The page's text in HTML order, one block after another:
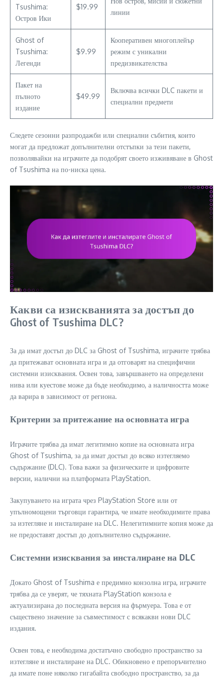
Tsushima:
Остров Ики
$19.99
линии
Ghost of
Tsushima:
Легенди
$9.99
Кооперативен многоплейър
режим с уникални
предизвикателства
Пакет на
пълното
издание
$49.99
Включва всички DLC пакети и
специални предмети
Следете сезонни разпродажби или специални събития, които
могат да предложат допълнителни отстъпки за тези пакети,
позволявайки на играчите да подобрят своето изживяване в Ghost
of Tsushima на по-ниска цена.
Какви са изискванията за достъп до
Ghost of Tsushima DLC?
За да имат достъп до DLC за Ghost of Tsushima, играчите трябва
да притежават основната игра и да отговарят на специфични
системни изисквания. Освен това, завършването на определени
нива или куестове може да бъде необходимо, а наличността може
да варира в зависимост от региона.
Критерии за притежание на основната игра
Играчите трябва да имат легитимно копие на основната игра
Ghost of Tsushima, за да имат достъп до всяко изтегляемо
съдържание (DLC). Това важи за физическите и цифровите
версии, налични на платформата PlayStation.
Закупуването на играта чрез PlayStation Store или от
упълномощени търговци гарантира, че имате необходимите права
за изтегляне и инсталиране на DLC. Нелегитимните копия може да
не предоставят достъп до допълнително съдържание.
Системни изисквания за инсталиране на DLC
Докато Ghost of Tsushima е предимно конзолна игра, играчите
трябва да се уверят, че тяхната PlayStation конзола е
актуализирана до последната версия на фърмуера. Това е от
съществено значение за съвместимост с всякакви нови DLC
издания.
Освен това, е необходима достатъчно свободно пространство за
изтегляне и инсталиране на DLC. Обикновено е препоръчително
да имате поне няколко гигабайта свободно пространство, за да